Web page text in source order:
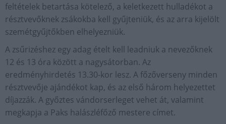
feltételek betartása kötelező, a keletkezett hulladékot a
résztvevőknek zsákokba kell gyűjteniük, és az arra kijelölt
szemétgyűjtőkben elhelyezniük.
A zsűrizéshez egy adag ételt kell leadniuk a nevezőknek
12 és 13 óra között a nagysátorban. Az
eredményhirdetés 13.30-kor lesz. A főzőverseny minden
résztvevője ajándékot kap, és az első három helyezettet
díjazzák. A győztes vándorserleget vehet át, valamint
megkapja a Paks halászléfőző mestere címet.